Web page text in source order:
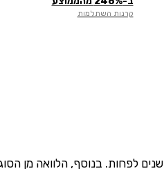
קרנות השתלמות
בתנאי שהם צברו ותק של 3 שנים לפחות.